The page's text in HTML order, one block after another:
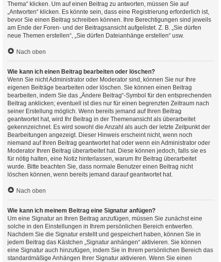
Thema“ klicken. Um auf einen Beitrag zu antworten, müssen Sie auf
„Antworten“ klicken. Es könnte sein, dass eine Registrierung erforderlich ist,
bevor Sie einen Beitrag schreiben können. Ihre Berechtigungen sind jeweils
am Ende der Foren- und der Beitragsansicht aufgelistet. Z. B. „Sie dürfen
neue Themen erstellen“, „Sie dürfen Dateianhänge erstellen“ usw.
Nach oben
Wie kann ich einen Beitrag bearbeiten oder löschen?
Wenn Sie nicht Administrator oder Moderator sind, können Sie nur Ihre
eigenen Beiträge bearbeiten oder löschen. Sie können einen Beitrag
bearbeiten, indem Sie das „Ändere Beitrag“-Symbol für den entsprechenden
Beitrag anklicken; eventuell ist dies nur für einen begrenzten Zeitraum nach
seiner Erstellung möglich. Wenn bereits jemand auf Ihren Beitrag
geantwortet hat, wird Ihr Beitrag in der Themenansicht als überarbeitet
gekennzeichnet. Es wird sowohl die Anzahl als auch der letzte Zeitpunkt der
Bearbeitungen angezeigt. Dieser Hinweis erscheint nicht, wenn noch
niemand auf Ihren Beitrag geantwortet hat oder wenn ein Administrator oder
Moderator Ihren Beitrag überarbeitet hat. Diese können jedoch, falls sie es
für nötig halten, eine Notiz hinterlassen, warum Ihr Beitrag überarbeitet
wurde. Bitte beachten Sie, dass normale Benutzer einen Beitrag nicht
löschen können, wenn bereits jemand darauf geantwortet hat.
Nach oben
Wie kann ich meinem Beitrag eine Signatur anfügen?
Um eine Signatur an Ihren Beitrag anzufügen, müssen Sie zunächst eine
solche in den Einstellungen in Ihrem persönlichen Bereich entwerfen.
Nachdem Sie die Signatur erstellt und gespeichert haben, können Sie in
jedem Beitrag das Kästchen „Signatur anhängen“ aktivieren. Sie können
eine Signatur auch hinzufügen, indem Sie in Ihrem persönlichen Bereich das
standardmäßige Anhängen Ihrer Signatur aktivieren. Wenn Sie einen